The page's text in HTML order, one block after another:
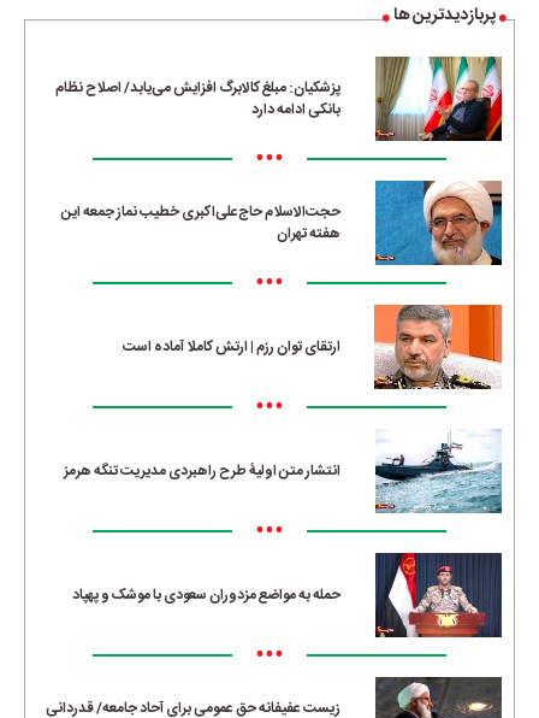
پربازدیدترین ها
پزشکیان: مبلغ کالابرگ افزایش می‌یابد/ اصلاح نظام
بانکی ادامه دارد
•••
حجت‌الاسلام حاج‌علی‌اکبری خطیب نماز جمعه این
هفته تهران
•••
ارتقای توان رزم | ارتش کاملا آماده است
•••
انتشار متن اولیۀ طرح راهبردی مدیریت تنگه هرمز
•••
حمله به مواضع مزدوران سعودی با موشک و پهپاد
•••
زیست عفیفانه حق عمومی برای آحاد جامعه/ قدردانی